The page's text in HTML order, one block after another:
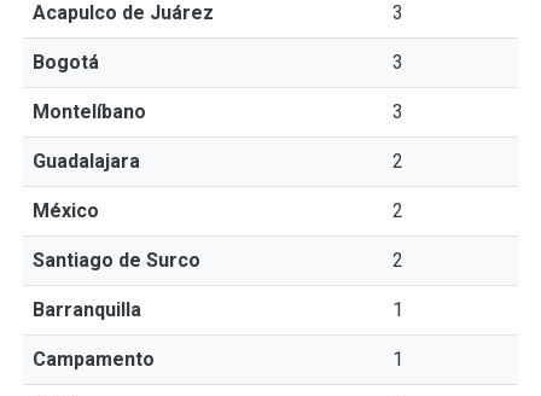
Acapulco de Juárez 3
Bogotá 3
Montelíbano 3
Guadalajara 2
México 2
Santiago de Surco 2
Barranquilla 1
Campamento 1